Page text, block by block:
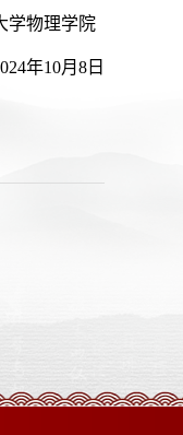
学物理学院
年10月8日